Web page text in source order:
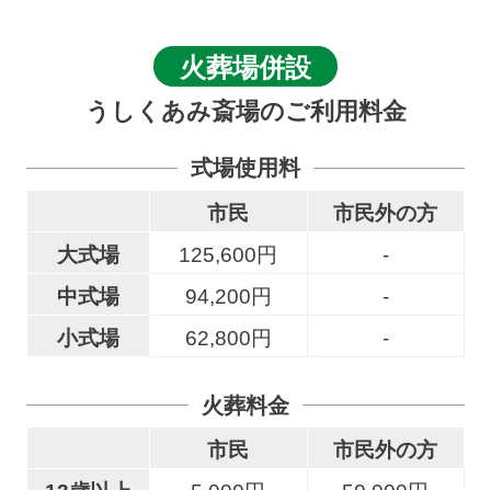
火葬場併設
うしくあみ斎場のご利用料金
式場使用料
市民
市民外の方
大式場
125,600円
-
中式場
94,200円
-
小式場
62,800円 -
火葬料金
市民
市民外の方